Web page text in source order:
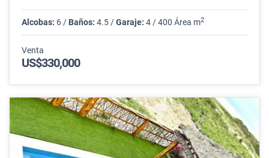
Alcobas: 6 / Baños: 4.5 /Garaje: 4 / 400 Área m2
Venta
US$330,000